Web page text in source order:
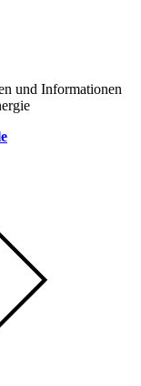
und Informationen